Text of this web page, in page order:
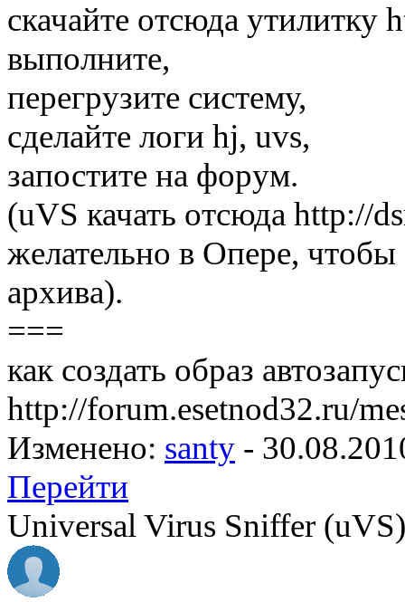
скачайте отсюда утилитку
выполните,
перегрузите систему,
сделайте логи hj, uvs,
запостите на форум.
(uVS качать отсюда http://
желательно в Опере,
архива).
===
как создать образ
http://forum.esetnod32.ru/
Изменено: santy -
Перейти
Universal Virus Sniffer (uVS)